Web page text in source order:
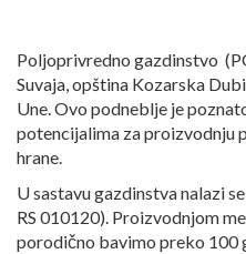
Poljoprivredno gazdinstvo
Suvaja, opština Kozarska
Une. Ovo podneblje je
potencijalima za proizvodnju
hrane.
U sastavu gazdinstva nalazi
RS 010120). Proizvodnjom
porodično bavimo preko 100